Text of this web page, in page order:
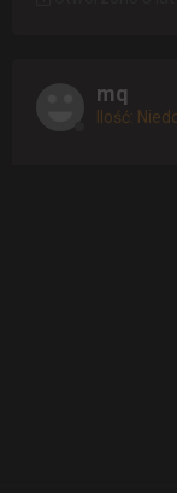
mq
Ilość: